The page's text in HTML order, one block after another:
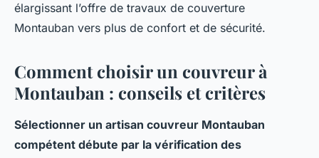
élargissant l’offre de travaux de couverture
Montauban vers plus de confort et de sécurité.
Comment choisir un couvreur à
Montauban : conseils et critères
Sélectionner un artisan couvreur Montauban
compétent débute par la vérification des